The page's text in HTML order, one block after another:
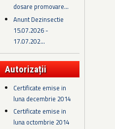
dosare promovare...
Anunt Dezinsectie
15.07.2026 -
17.07.202...
Autorizații
Certificate emise in
luna decembrie 2014
Certificate emise in
luna octombrie 2014